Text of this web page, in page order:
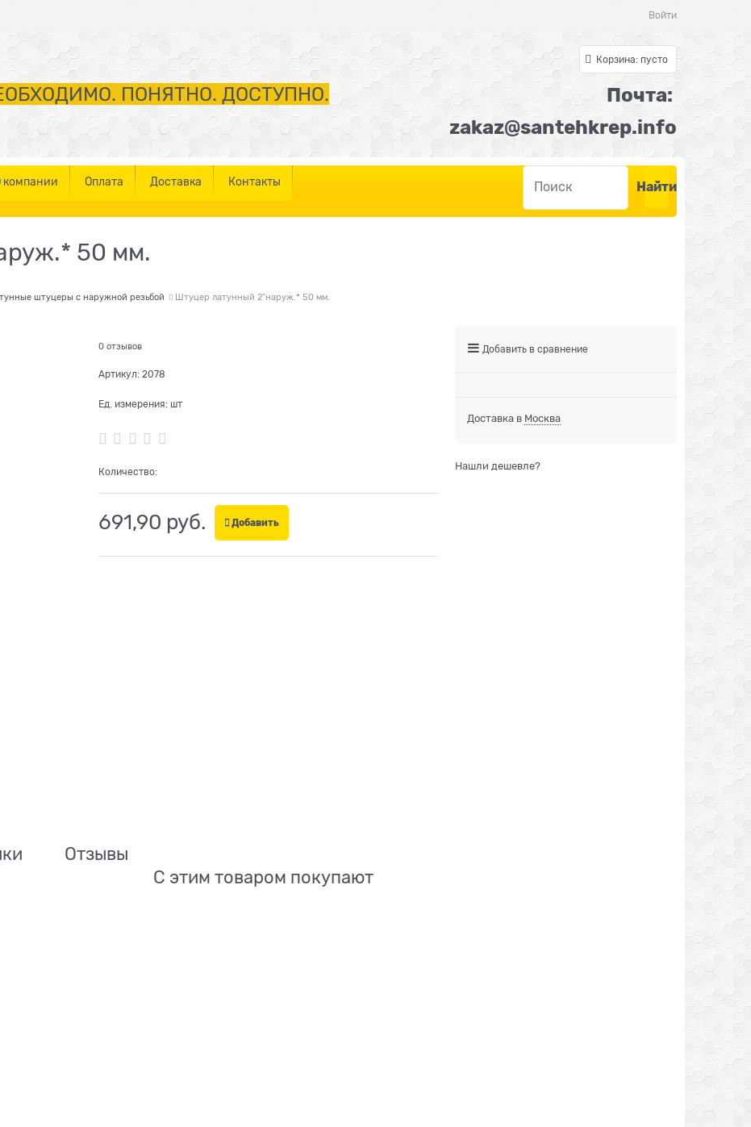
Войти
ПОНЯТНО. ДОСТУПНО.
Корзина: пусто
Почта:
zakaz@santehkrep.info
компании Оплата Доставка Контакты Найти
50 мм.
штуцеры с наружной резьбой Штуцер латунный 2"наруж.* 50 мм.
0 отзывов
Артикул: 2078
Ед. измерения: шт
Количество:
691,90 руб. Добавить
Отзывы
С этим товаром покупают
Добавить в сравнение
Доставка в Москва
Нашли дешевле?